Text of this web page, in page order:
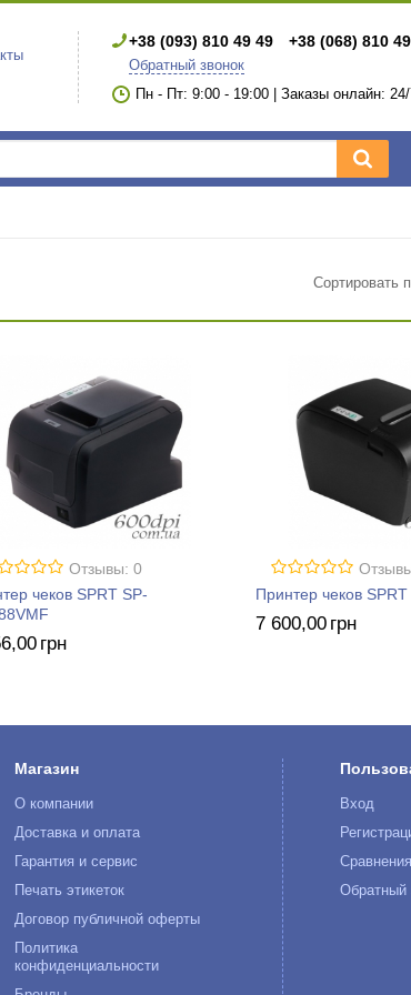
+38 (093) 810 49 49 +38 (068) 810
Обратный звонок
Пн - Пт: 9:00 - 19:00 | Заказы онлайн:
Сортировать
Отзывы: 0
чеков SPRT SP-
,00 грн
Принтер чеков
7 600,00 грн
Магазин
О компании
Доставка и оплата
Гарантия и сервис
Печать этикеток
Договор публичной оферты
Политика
конфиденциальности
Вход
Сравнения
Обратный